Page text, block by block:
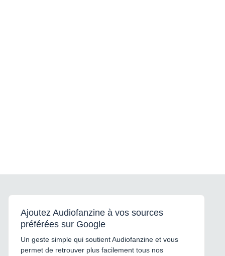
Ajoutez Audiofanzine à vos sources
préférées sur Google
Un geste simple qui soutient Audiofanzine et vous
permet de retrouver plus facilement tous nos